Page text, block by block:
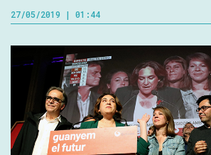
27/05/2019 | 01:44